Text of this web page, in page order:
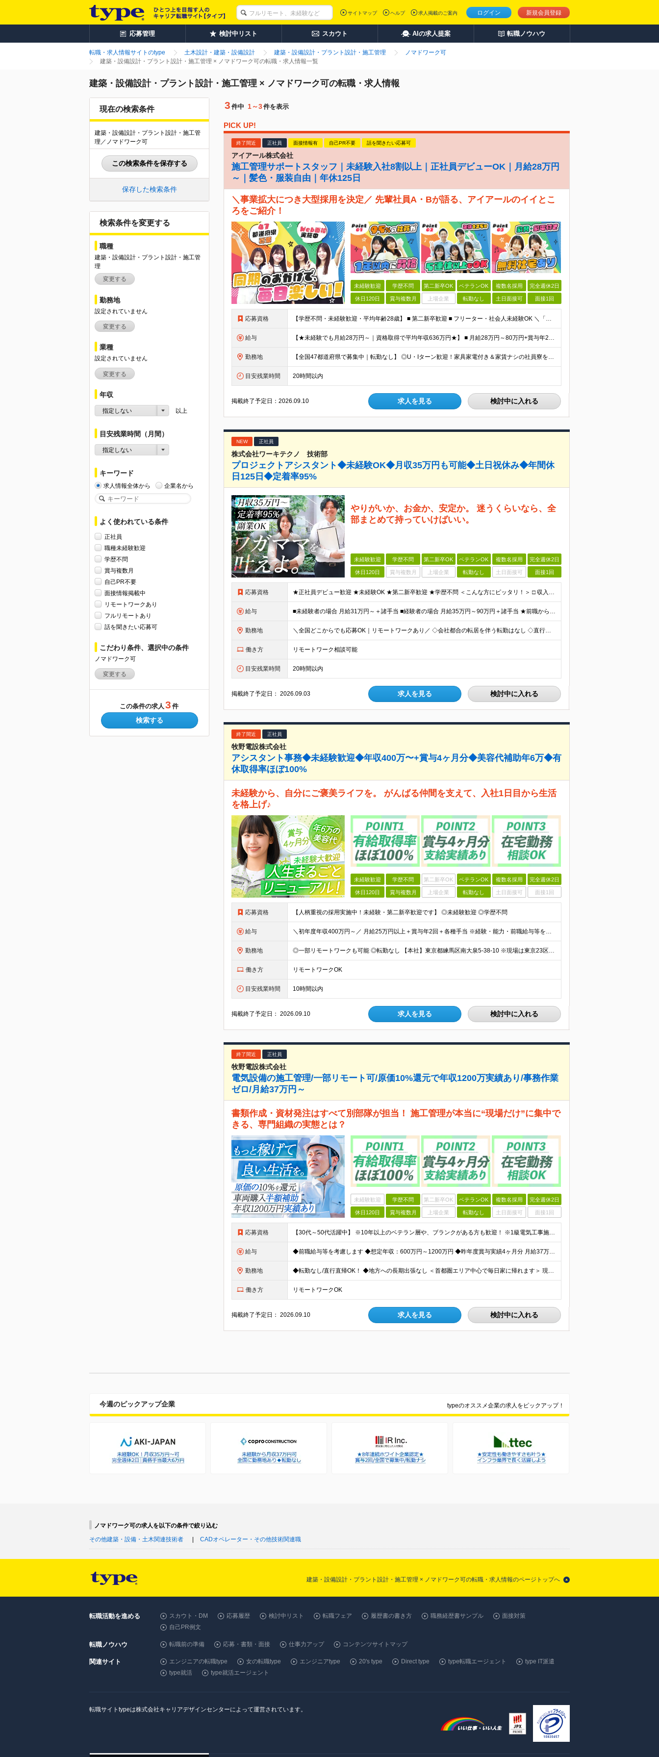
ログイン 新規会員登録
サイトマップ ヘルプ 求人掲載のご案内
応募管理 検討中リスト スカウト AIの求人提案 転職ノウハウ
転職・求人情報サイトのtype 土木設計・建築・設備設計 建築・設備設計・プラント設計・施工管理
ノマドワーク可
建築・設備設計・プラント設計・施工管理 × ノマドワーク可の転職・求人情報一覧
建築・設備設計・プラント設計・施工管理 × ノマドワーク可の転職・求人情報
現在の検索条件
建築・設備設計・プラント設計・施工管
理／ノマドワーク可
この検索条件を保存する
保存した検索条件
検索条件を変更する
職種
建築・設備設計・プラント設計・施工管
理
変更する
勤務地
設定されていません
変更する
業種
設定されていません
変更する
年収
指定しない 以上
目安残業時間（月間）
指定しない
キーワード
求人情報全体から 企業名から
よく使われている条件
正社員
職種未経験歓迎
学歴不問
賞与複数月
自己PR不要
面接情報掲載中
リモートワークあり
フルリモートあり
話を聞きたい応募可
こだわり条件、選択中の条件
ノマドワーク可
変更する
この条件の求人 3 件
検索する
3 件中 1～3件を表示
PICK UP!
終了間近 正社員 面接情報有 自己PR不要 話を聞きたい応募可
アイアール株式会社
施工管理サポートスタッフ｜未経験入社8割以上｜正社員デビューOK｜月給28万円
～｜髪色・服装自由｜年休125日
＼事業拡大につき大型採用を決定／ 先輩社員A・Bが語る、アイアールのイイとこ
ろをご紹介！
未経験歓迎 学歴不問 第二新卒OK ベテランOK 複数名採用 完全週休2日
休日120日 賞与複数月 上場企業 転勤なし 土日面接可 面接1回
応募資格 【学歴不問・未経験歓迎・平均年齢28歳】 ■ 第二新卒歓迎 ■ フリーター・社会人未経験OK ＼「アイアールで人生ワンチャンつかんでほしい！」／ …こんな社長の想いから 経験よりも人柄を重視した採用
給与 【★未経験でも月給28万円～｜資格取得で平均年収636万円★】 ■ 月給28万円～80万円+賞与年2回＋各種手当 ※月給には、固定残業代（20時間分：3万8000円～／月）を含む ※20時間を超過
勤務地 【全国47都道府県で募集中｜転勤なし】 ◎U・Iターン歓迎！家具家電付き＆家賃ナシの社員寮を完備 ◎東京支店は2025年7月に移転したばかりの綺麗なオフィス 東京・横浜・大阪・名古屋・福岡など 全国
目安残業時間 20時間以内
掲載終了予定日：2026.09.10 求人を見る 検討中に入れる
NEW 正社員
株式会社ワーキテクノ 技術部
プロジェクトアシスタント◆未経験OK◆月収35万円も可能◆土日祝休み◆年間休
日125日◆定着率95%
やりがいか、お金か、安定か。 迷うくらいなら、全
部まとめて持っていけばいい。
未経験歓迎 学歴不問 第二新卒OK ベテランOK 複数名採用 完全週休2日
休日120日 賞与複数月 上場企業 転勤なし 土日面接可 面接1回
応募資格 ★正社員デビュー歓迎 ★未経験OK ★第二新卒歓迎 ★学歴不問 ＜こんな方にピッタリ！＞ □ 収入も、お休みも、絶対に妥協したくない！ □ ゆとりのある生活を楽しみながら、将来ずっと役立つスキル
給与 ■未経験者の場合 月給31万円～＋諸手当 ■経験者の場合 月給35万円～90万円＋諸手当 ★前職から年収120万円UPの実績あり ★初年度年収500万円～も可能！ ※首都圏以外の未経験の方は【月
勤務地 ＼全国どこからでも応募OK｜リモートワークあり／ ◇会社都合の転居を伴う転勤はなし ◇直行直帰OK！ ご自宅から通いやすいエリアや希望するエリアの プロジェクトをご担当いただきます！ 「自宅から通え
働き方 リモートワーク相談可能
目安残業時間 20時間以内
掲載終了予定日：2026.09.03 求人を見る 検討中に入れる
終了間近 正社員
牧野電設株式会社
アシスタント事務◆未経験歓迎◆年収400万〜+賞与4ヶ月分◆美容代補助年6万◆有
休取得率ほぼ100%
未経験から、自分にご褒美ライフを。 がんばる仲間を支えて、入社1日目から生活
を格上げ♪
未経験歓迎 学歴不問 第二新卒OK ベテランOK 複数名採用 完全週休2日
休日120日 賞与複数月 上場企業 転勤なし 土日面接可 面接1回
応募資格 【人柄重視の採用実施中！未経験・第二新卒歓迎です】 ◎未経験歓迎 ◎学歴不問
給与 ＼初年度年収400万円～／ 月給25万円以上＋賞与年2回＋各種手当 ※経験・能力・前職給与等を考慮の上、決定します。 ※美容代補助や家族食事代、時間外手当など、実質的な収入増に繋がる手当が豊富です。
勤務地 ◎一部リモートワークも可能 ◎転勤なし 【本社】東京都練馬区南大泉5-38-10 ※現場は東京23区、神奈川、千葉、埼玉などの首都圏エリアです (変更の範囲)上記を除く当社関連勤務地
働き方 リモートワークOK
目安残業時間 10時間以内
掲載終了予定日：2026.09.10 求人を見る 検討中に入れる
終了間近 正社員
牧野電設株式会社
電気設備の施工管理/一部リモート可/原価10%還元で年収1200万実績あり/事務作業
ゼロ/月給37万円～
書類作成・資材発注はすべて別部隊が担当！ 施工管理が本当に“現場だけ”に集中で
きる、専門組織の実態とは？
未経験歓迎 学歴不問 第二新卒OK ベテランOK 複数名採用 完全週休2日
休日120日 賞与複数月 上場企業 転勤なし 土日面接可 面接1回
応募資格 【30代～50代活躍中】 ※10年以上のベテラン層や、ブランクがある方も歓迎！ ※1級電気工事施工管理技士、第一種電気工事士などの資格保有者は優遇します。 ・電気設備施工管理の実務経験をお持ちの方
給与 ◆前職給与等を考慮します ◆想定年収：600万円～1200万円 ◆昨年度賞与実績4ヶ月分 月給37万5000円～75万円＋各種手当＋賞与年2回 ※経験・スキル考慮して決定します。 ※別途、諸手当・残
勤務地 ◆転勤なし/直行直帰OK！ ◆地方への長期出張なし ＜首都圏エリア中心で毎日家に帰れます＞ 現場は東京23区、神奈川、千葉、埼玉などの首都圏エリアの案件がメインです。 地方への長期出張や転勤は一切あ
働き方 リモートワークOK
掲載終了予定日：2026.09.10 求人を見る 検討中に入れる
今週のピックアップ企業 typeのオススメ企業の求人をピックアップ！
ノマドワーク可の求人を以下の条件で絞り込む
その他建築・設備・土木関連技術者
CADオペレーター・その他技術関連職
建築・設備設計・プラント設計・施工管理 × ノマドワーク可の転職・求人情報のページトップへ
転職活動を進める スカウト・DM 応募履歴 検討中リスト 転職フェア 履歴書の書き方 職務経歴書サンプル
面接対策
自己PR例文
転職ノウハウ 転職前の準備 応募・書類・面接 仕事力アップ コンテンツサイトマップ
関連サイト エンジニアの転職type 女の転職type エンジニアtype 20's type Direct type type転職エージェント
type IT派遣
type就活
type就活エージェント
転職サイトtypeは株式会社キャリアデザインセンターによって運営されています。